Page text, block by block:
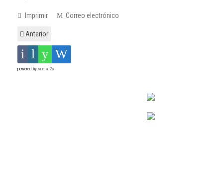
Imprimir Correo electrónico
Anterior
powered by social2s